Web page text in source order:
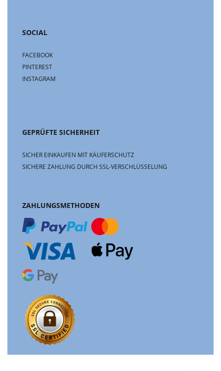
SOCIAL
FACEBOOK
PINTEREST
INSTAGRAM
GEPRÜFTE SICHERHEIT
SICHER EINKAUFEN MIT KÄUFERSCHUTZ
SICHERE ZAHLUNG DURCH SSL-VERSCHLÜSSELUNG
ZAHLUNGSMETHODEN